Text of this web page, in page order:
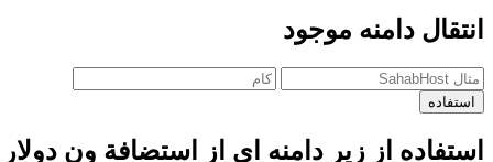
انتقال دامنه موجود
استفاده
استفاده از زیر دامنه ای از استضافة ون دولار